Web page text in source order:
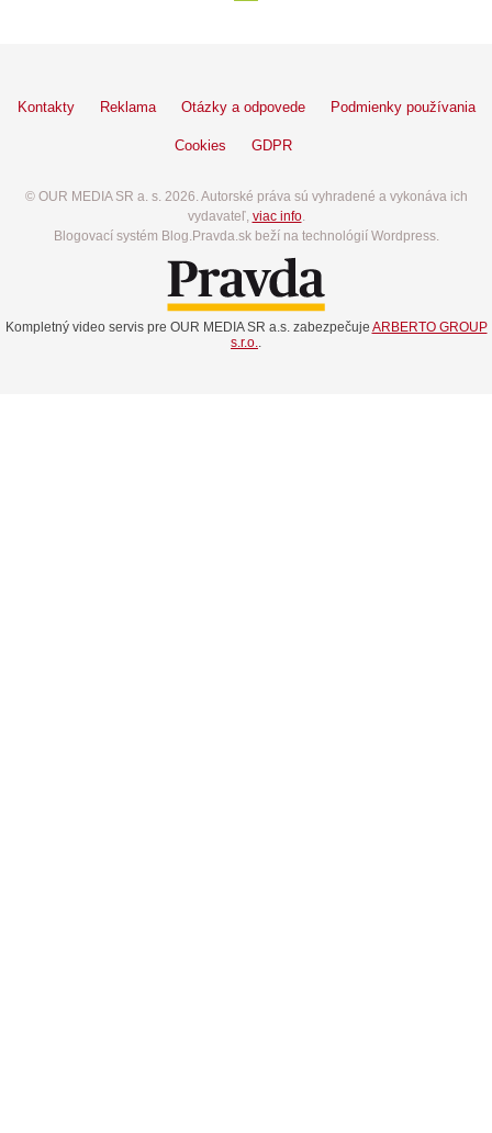
Kontakty Reklama Otázky a odpovede Podmienky používania
Cookies GDPR
© OUR MEDIA SR a. s. 2026. Autorské práva sú vyhradené a vykonáva ich
vydavateľ, viac info.
Blogovací systém Blog.Pravda.sk beží na technológií Wordpress.
Kompletný video servis pre OUR MEDIA SR a.s. zabezpečuje ARBERTO GROUP
s.r.o.